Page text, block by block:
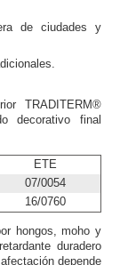
de ciudades y
TRADITERM®
decorativo final
ETE
07/0054
16/0760
hongos, moho y
duradero
depende